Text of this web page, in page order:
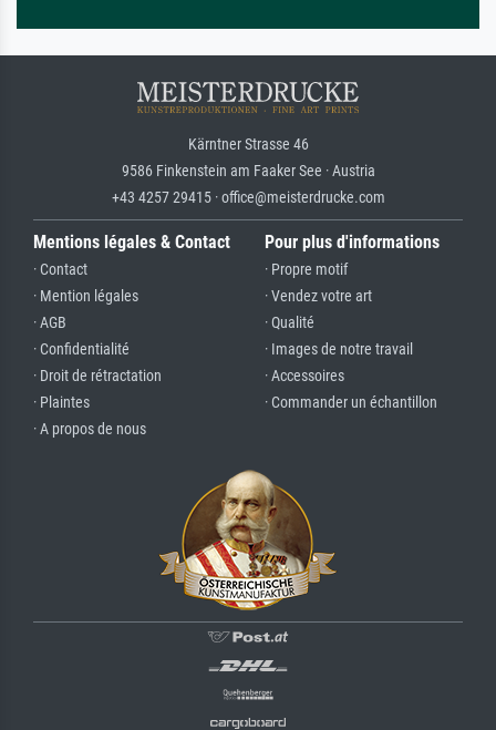
Kärntner Strasse 46
9586 Finkenstein am Faaker See · Austria
+43 4257 29415 · office@meisterdrucke.com
Mentions légales & Contact
· Contact
· Mention légales
· AGB
· Confidentialité
· Droit de rétractation
· Plaintes
· A propos de nous
Pour plus d'informations
· Propre motif
· Vendez votre art
· Qualité
· Images de notre travail
· Accessoires
· Commander un échantillon